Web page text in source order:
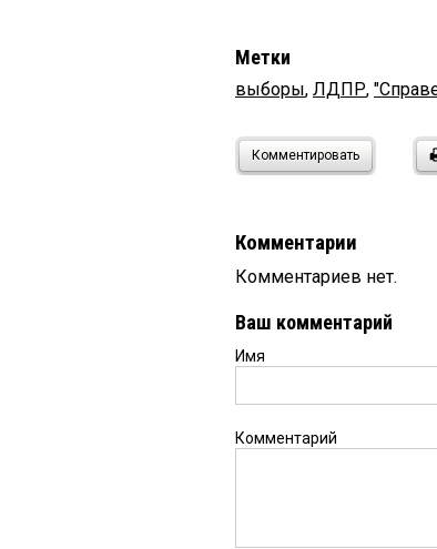
Метки
выборы, ЛДПР,
Комментировать
Комментарии
Комментариев нет.
Ваш комментарий
Имя
Комментарий